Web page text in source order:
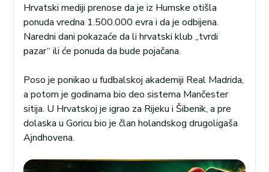
Hrvatski mediji prenose da je iz Humske otišla
ponuda vredna 1.500.000 evra i da je odbijena.
Naredni dani pokazaće da li hrvatski klub „tvrdi
pazar“ ili će ponuda da bude pojačana.
Poso je ponikao u fudbalskoj akademiji Real Madrida,
a potom je godinama bio deo sistema Mančester
sitija. U Hrvatskoj je igrao za Rijeku i Šibenik, a pre
dolaska u Goricu bio je član holandskog drugoligaša
Ajndhovena.